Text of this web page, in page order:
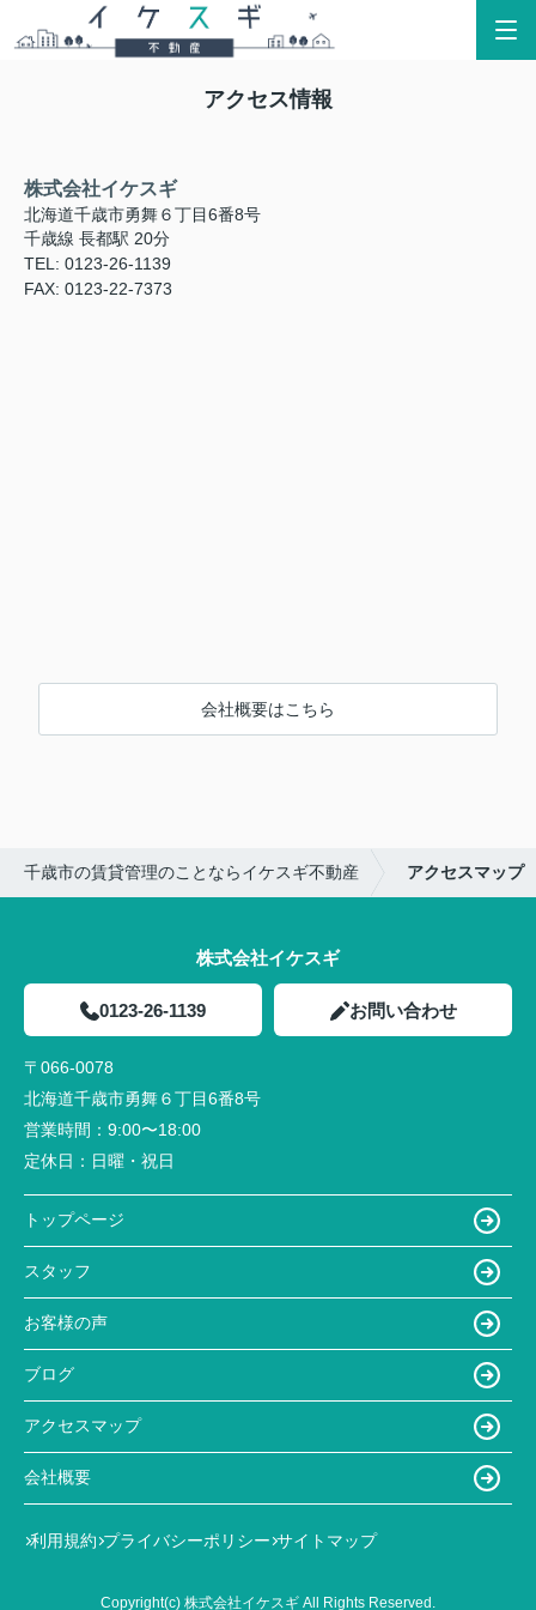
アクセス情報
株式会社イケスギ
北海道千歳市勇舞６丁目6番8号
千歳線 長都駅 20分
TEL: 0123-26-1139
FAX: 0123-22-7373
会社概要はこちら
千歳市の賃貸管理のことならイケスギ不動産 アクセスマップ
株式会社イケスギ
0123-26-1139 お問い合わせ
〒066-0078
北海道千歳市勇舞６丁目6番8号
営業時間： 9:00〜18:00
定休日： 日曜・祝日
トップページ
スタッフ
お客様の声
ブログ
アクセスマップ
会社概要
利用規約 プライバシーポリシー サイトマップ
Copyright(c) 株式会社イケスギ All Rights Reserved.